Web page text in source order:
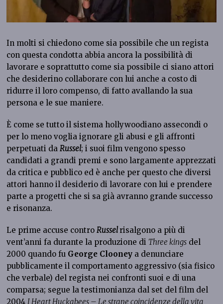
In molti si chiedono come sia possibile che un regista
con questa condotta abbia ancora la possibilità di
lavorare e soprattutto come sia possibile ci siano attori
che desiderino collaborare con lui anche a costo di
ridurre il loro compenso, di fatto avallando la sua
persona e le sue maniere.
È come se tutto il sistema hollywoodiano assecondi o
per lo meno voglia ignorare gli abusi e gli affronti
perpetuati daRussel; i suoi film vengono spesso
candidati a grandi premi e sono largamente apprezzati
da critica e pubblico ed è anche per questo che diversi
attori hanno il desiderio di lavorare con lui e prendere
parte a progetti che si sa già avranno grande successo
e risonanza.
Le prime accuse controRussel risalgono a più di
vent’anni fa durante la produzione di Three kings del
2000 quando fu George Clooney a denunciare
pubblicamente il comportamento aggressivo (sia fisico
che verbale) del regista nei confronti suoi e di una
comparsa; segue la testimonianza dal set del film del
2004I Heart Huckabees – Le strane coincidenze della vita